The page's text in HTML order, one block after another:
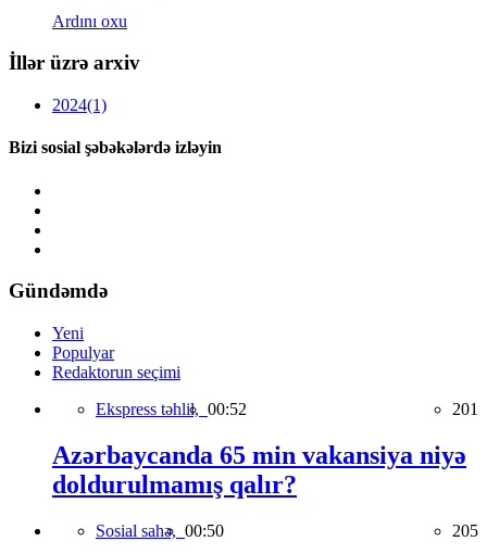
Ardını oxu
İllər üzrə arxiv
2024(1)
Bizi sosial şəbəkələrdə izləyin
Gündəmdə
Yeni
Populyar
Redaktorun seçimi
Ekspress təhlil, 00:52 201
Azərbaycanda 65 min vakansiya niyə
doldurulmamış qalır?
Sosial sahə, 00:50 205